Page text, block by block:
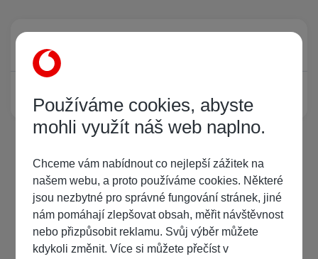
Právě prohlíží tuto stránku
Žádný registrovaný uživatel si neprohlíží tuto stránku
Používáme cookies, abyste
mohli využít náš web naplno.
Chceme vám nabídnout co nejlepší zážitek na
našem webu, a proto používáme cookies. Některé
jsou nezbytné pro správné fungování stránek, jiné
nám pomáhají zlepšovat obsah, měřit návštěvnost
nebo přizpůsobit reklamu. Svůj výběr můžete
kdykoli změnit. Více si můžete přečíst v